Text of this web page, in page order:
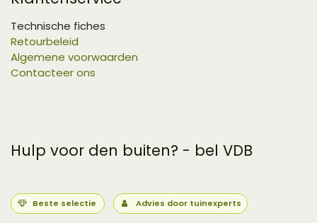
Technische fiches
Retourbeleid
Algemene voorwaarden
Contacteer ons
Hulp voor den buiten? - bel VDB
Beste selectie Advies door tuinexperts